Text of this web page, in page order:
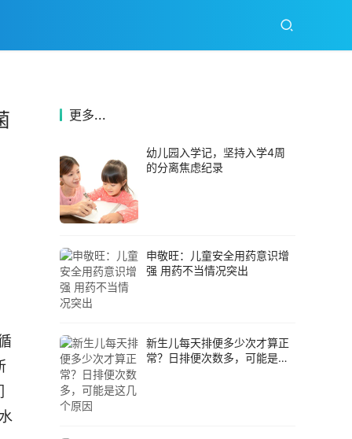
更多...
幼儿园入学记，坚持入学4周
的分离焦虑纪录
申敬旺：儿童安全用药意识增
强 用药不当情况突出
新生儿每天排便多少次才算正
常？日排便次数多，可能是这